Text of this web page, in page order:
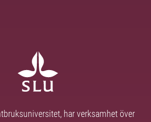
har verksamhet över